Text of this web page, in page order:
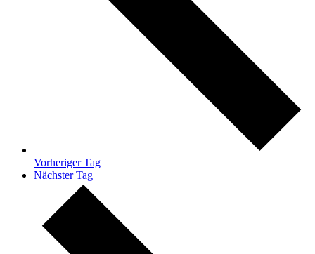
Vorheriger Tag
Nächster Tag